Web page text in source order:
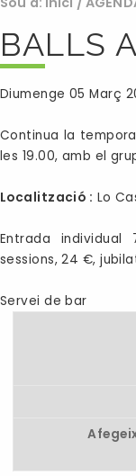
BALLS
Diumenge 05 Març
Continua la
les 19.00, amb el grup
Localització : Lo
Entrada
sessions, 24 €,
Servei de bar